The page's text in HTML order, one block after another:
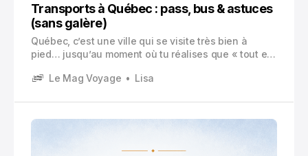
Transports à Québec : pass, bus & astuces
(sans galère)
Québec, c’est une ville qui se visite très bien à
pied… jusqu’au moment où tu réalises que « tout est
». Et là, soudain, le bus devient ton meilleur ami. Ou
Le Mag Voyage Lisa